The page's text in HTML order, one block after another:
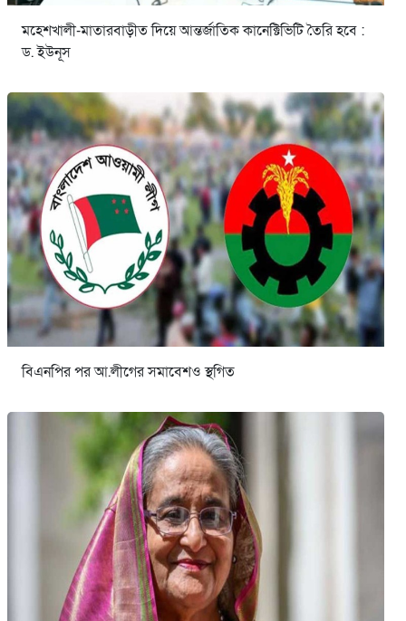
মহেশখালী-মাতারবাড়ীত দিয়ে আন্তর্জাতিক কানেক্টিভিটি তৈরি হবে :
ড. ইউনূস
বিএনপির পর আ.লীগের সমাবেশও স্থগিত